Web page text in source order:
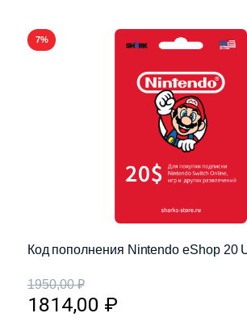
7%
Код пополнения Nintendo eShop 20
1950,00₽
1814,00 ₽